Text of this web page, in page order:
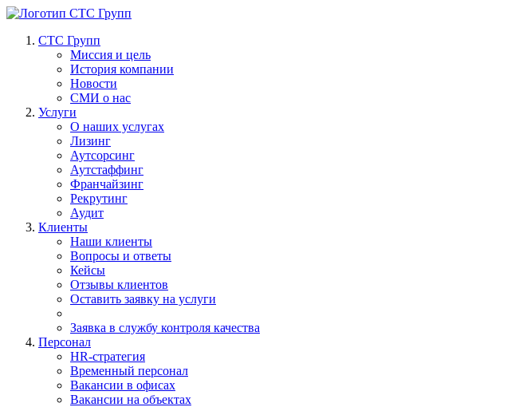
СТС Групп
Миссия и цель
История компании
Новости
СМИ о нас
Услуги
О наших услугах
Лизинг
Аутсорсинг
Аутстаффинг
Франчайзинг
Рекрутинг
Аудит
Клиенты
Наши клиенты
Вопросы и ответы
Кейсы
Отзывы клиентов
Оставить заявку на услуги
Заявка в службу контроля качества
Персонал
HR-стратегия
Временный персонал
Вакансии в офисах
Вакансии на объектах